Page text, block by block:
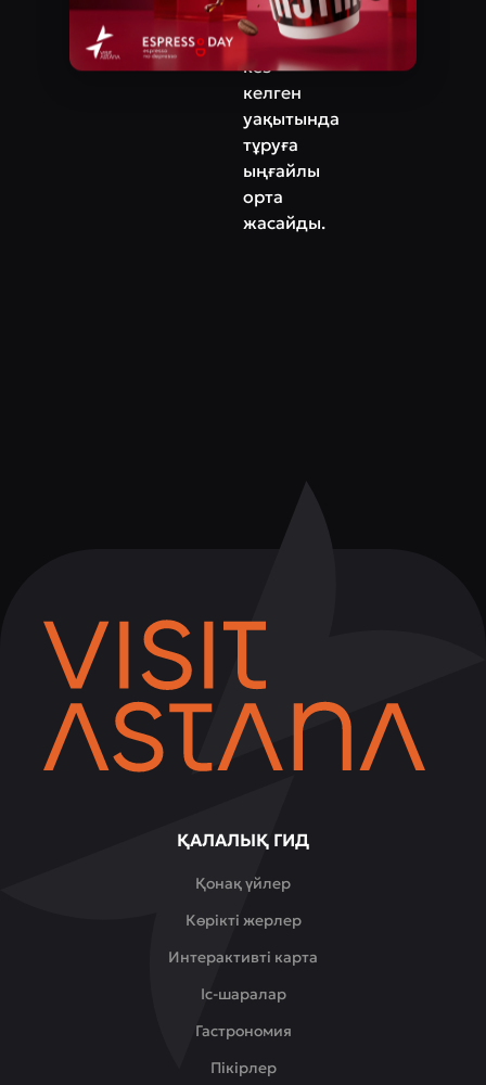
—
күннің
кез
келген
уақытында
тұруға
ыңғайлы
орта
жасайды.
ҚАЛАЛЫҚ ГИД
Қонақ үйлер
Көрікті жерлер
Интерактивті карта
Іс-шаралар
Гастрономия
Пікірлер